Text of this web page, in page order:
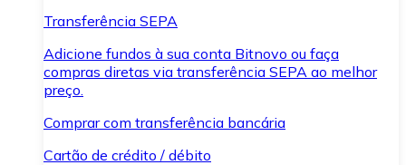
Transferência SEPA
Adicione fundos à sua conta Bitnovo ou faça
compras diretas via transferência SEPA ao melhor
preço.
Comprar com transferência bancária
Cartão de crédito / débito